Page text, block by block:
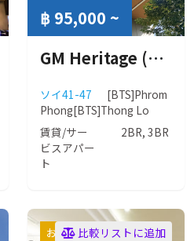
฿ 95,000 ~
GM Heritage (ジーエム ヘリテージ)
ソイ41-47
[BTS]Phrom
Phong[BTS]Thong Lo
賃貸/サー
ビスアパー
ト
2BR, 3BR
おすすめ比較リストに追加